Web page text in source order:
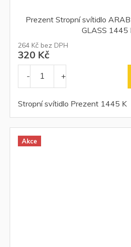
Prezent Stropní svítidlo
GLASS 1445
264 Kč bez DPH
320 Kč
Stropní svítidlo Prezent 1445 K
Akce